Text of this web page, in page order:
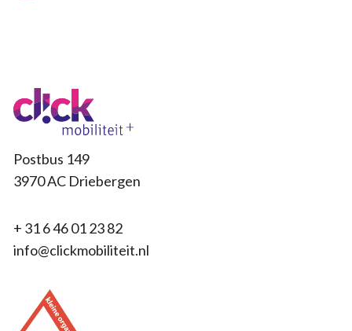
Postbus 149
3970 AC Driebergen
+ 31 6 46 01 23 82
info@clickmobiliteit.nl